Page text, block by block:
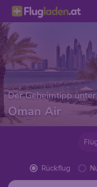
Der Geheimtipp
Oman Air
Rückflug